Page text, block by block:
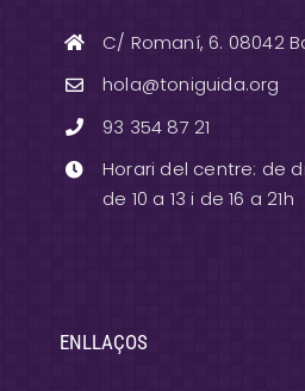
C/ Romaní, 6. 08042
hola@toniguida.org
93 354 87 21
Horari del centre: de
de 10 a 13 i de 16 a 21h
ENLLAÇOS